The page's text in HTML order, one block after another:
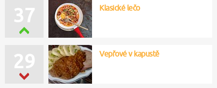
37 Klasické lečo
29 Vepřové v kapustě